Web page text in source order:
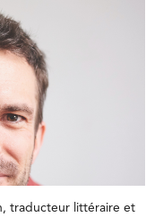
traducteur littéraire et